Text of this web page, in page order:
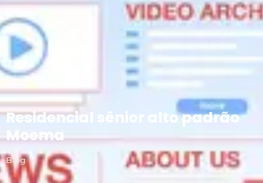
Residencial sênior alto padrão
Moema
Blog